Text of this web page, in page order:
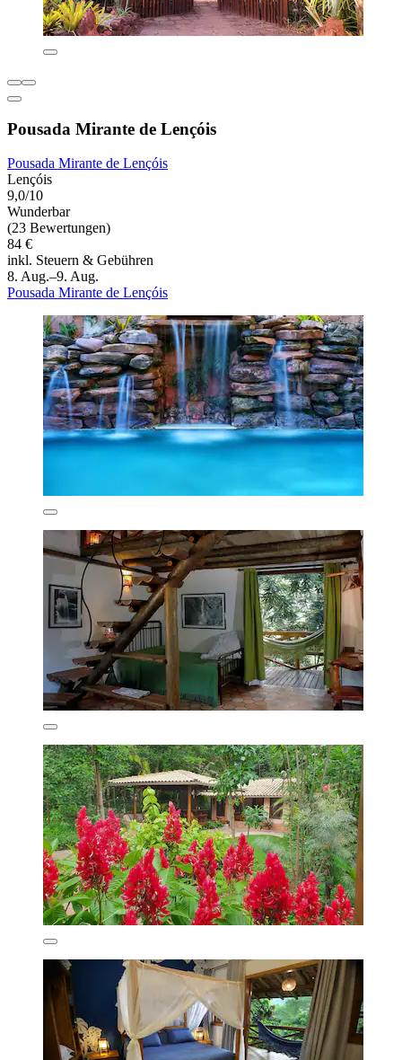
Pousada Mirante de Lençóis
Pousada Mirante de Lençóis
Lençóis
9,0/10
Wunderbar
(23 Bewertungen)
84 €
inkl. Steuern & Gebühren
8. Aug.–9. Aug.
Pousada Mirante de Lençóis